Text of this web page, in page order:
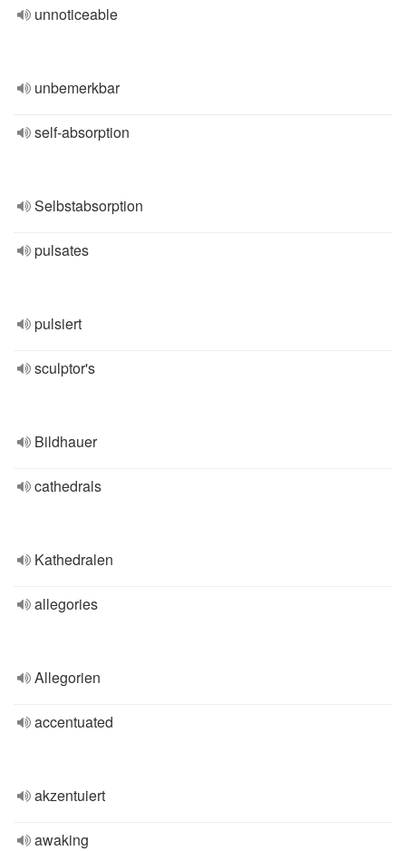
unnoticeable
unbemerkbar
self-absorption
Selbstabsorption
pulsates
pulsiert
sculptor's
Bildhauer
cathedrals
Kathedralen
allegories
Allegorien
accentuated
akzentuiert
awaking